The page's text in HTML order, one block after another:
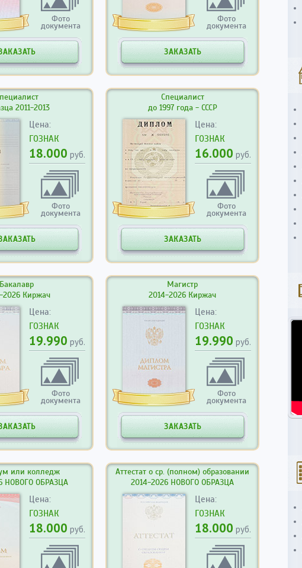
Фото
документа
Фото
документа
ЗАКАЗАТЬ
2011-2013
Цена:
ГОЗНАК
18.000 руб.
Фото
документа
Специалист
до 1997 года - СССР
Цена:
ГОЗНАК
16.000 руб.
Фото
документа
ЗАКАЗАТЬ
Бакалавр
2026 Киржач
Цена:
ГОЗНАК
19.990 руб.
Фото
документа
Магистр
2014-2026 Киржач
Цена:
ГОЗНАК
19.990 руб.
Фото
документа
ЗАКАЗАТЬ
или колледж
НОВОГО ОБРАЗЦА
Цена:
ГОЗНАК
18.000 руб.
Аттестат о ср. (полном) образовании
2014-2026 НОВОГО ОБРАЗЦА
Цена:
ГОЗНАК
18.000 руб.